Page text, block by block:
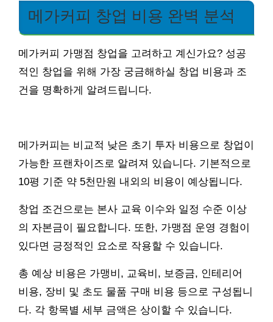
메가커피 창업 비용 완벽 분석
메가커피 가맹점 창업을 고려하고 계신가요? 성공
적인 창업을 위해 가장 궁금해하실 창업 비용과 조
건을 명확하게 알려드립니다.
메가커피는 비교적 낮은 초기 투자 비용으로 창업이
가능한 프랜차이즈로 알려져 있습니다. 기본적으로
10평 기준 약 5천만원 내외의 비용이 예상됩니다.
창업 조건으로는 본사 교육 이수와 일정 수준 이상
의 자본금이 필요합니다. 또한, 가맹점 운영 경험이
있다면 긍정적인 요소로 작용할 수 있습니다.
총 예상 비용은 가맹비, 교육비, 보증금, 인테리어
비용, 장비 및 초도 물품 구매 비용 등으로 구성됩니
다. 각 항목별 세부 금액은 상이할 수 있습니다.